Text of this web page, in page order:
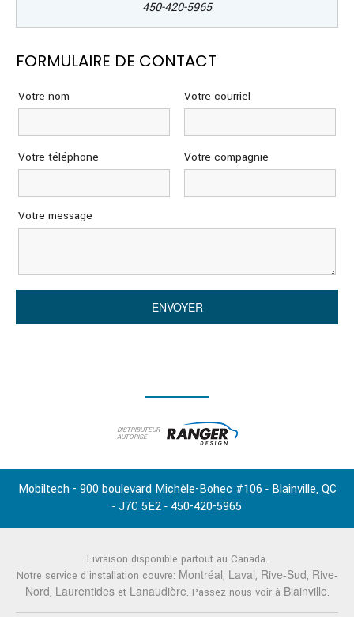
450-420-5965
FORMULAIRE DE CONTACT
Votre nom Votre courriel
Votre téléphone Votre compagnie
Votre message
DISTRIBUTEUR
AUTORISÉ
Mobiltech - 900 boulevard Michèle-Bohec #106 - Blainville, QC
- J7C 5E2 - 450-420-5965
Livraison disponible partout au Canada.
Notre service d'installation couvre: Montréal, Laval, Rive-Sud, Rive-
Nord, Laurentideset Lanaudière. Passez nous voir à Blainville.